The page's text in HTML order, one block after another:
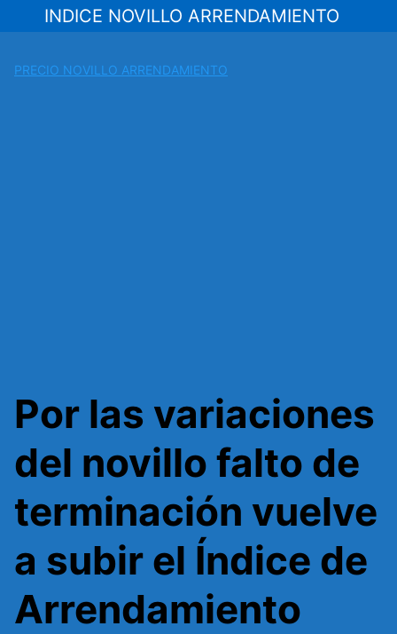
al
INDICE NOVILLO ARRENDAMIENTO
PRECIO NOVILLO ARRENDAMIENTO
Por las variaciones
del novillo falto de
terminación vuelve
a subir el Índice de
Arrendamiento